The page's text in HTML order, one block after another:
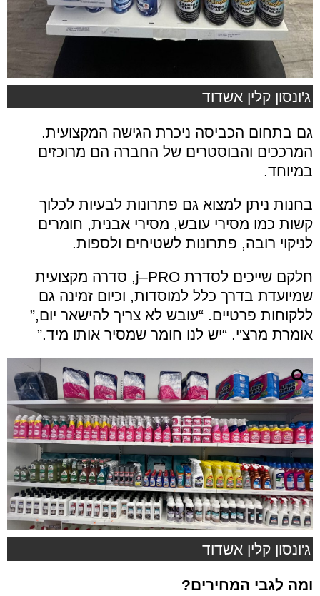
ג'ונסון קלין אשדוד
גם בתחום הכביסה ניכרת הגישה המקצועית.
המרככים והבוסטרים של החברה הם מרוכזים
במיוחד.
בחנות ניתן למצוא גם פתרונות לבעיות לכלוך
קשות כמו מסירי עובש, מסירי אבנית, חומרים
לניקוי רובה, פתרונות לשטיחים ולספות.
חלקם שייכים לסדרת j–PRO,
סדרה מקצועית
שמיועדת בדרך כלל למוסדות, וכיום זמינה גם
ללקוחות פרטיים. “עובש לא צריך להישאר יום,”
אומרת מרצ'י. “יש לנו חומר שמסיר אותו מיד.”
ג'ונסון קלין אשדוד
ומה לגבי המחירים?